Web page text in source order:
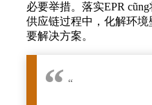
必要举措。落实EPR
供应链过程中，化解环
要解决方案。
“